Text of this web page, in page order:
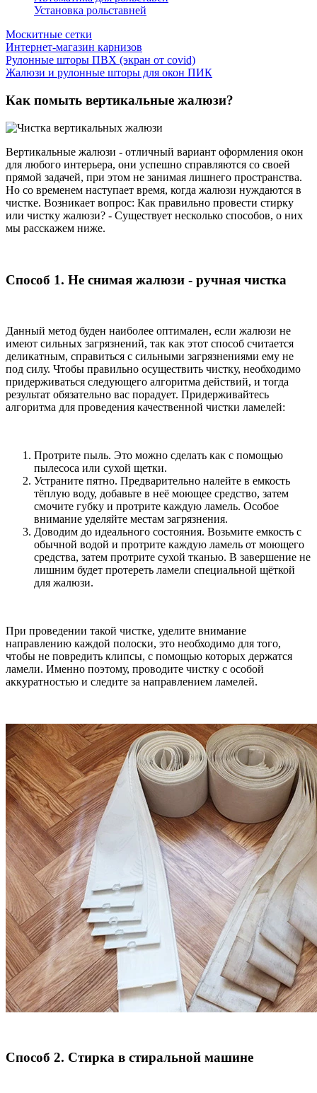
Установка рольставней
Москитные сетки
Интернет-магазин карнизов
Рулонные шторы ПВХ (экран от covid)
Жалюзи и рулонные шторы для окон ПИК
Как помыть вертикальные жалюзи?
Вертикальные жалюзи - отличный вариант оформления окон
для любого интерьера, они успешно справляются со своей
прямой задачей, при этом не занимая лишнего пространства.
Но со временем наступает время, когда жалюзи нуждаются в
чистке. Возникает вопрос: Как правильно провести стирку
или чистку жалюзи? - Существует несколько способов, о них
мы расскажем ниже.
Способ 1. Не снимая жалюзи - ручная чистка
Данный метод буден наиболее оптимален, если жалюзи не
имеют сильных загрязнений, так как этот способ считается
деликатным, справиться с сильными загрязнениями ему не
под силу. Чтобы правильно осуществить чистку, необходимо
придерживаться следующего алгоритма действий, и тогда
результат обязательно вас порадует. Придерживайтесь
алгоритма для проведения качественной чистки ламелей:
Протрите пыль. Это можно сделать как с помощью
пылесоса или сухой щетки.
Устраните пятно. Предварительно налейте в емкость
тёплую воду, добавьте в неё моющее средство, затем
смочите губку и протрите каждую ламель. Особое
внимание уделяйте местам загрязнения.
Доводим до идеального состояния. Возьмите емкость с
обычной водой и протрите каждую ламель от моющего
средства, затем протрите сухой тканью. В завершение не
лишним будет протереть ламели специальной щёткой
для жалюзи.
При проведении такой чистке, уделите внимание
направлению каждой полоски, это необходимо для того,
чтобы не повредить клипсы, с помощью которых держатся
ламели. Именно поэтому, проводите чистку с особой
аккуратностью и следите за направлением ламелей.
Способ 2. Стирка в стиральной машине